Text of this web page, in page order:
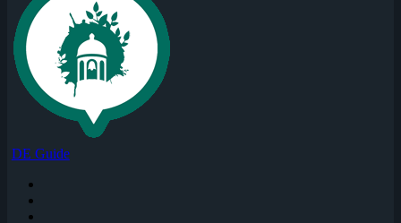
DE Guide